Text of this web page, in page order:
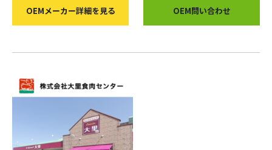
OEMメーカー詳細を見る OEM問い合わせ